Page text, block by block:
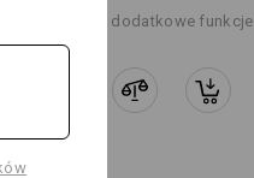
+9 dodatkowe funkcje